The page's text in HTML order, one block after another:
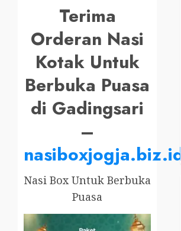
Terima
Orderan Nasi
Kotak Untuk
Berbuka Puasa
di Gadingsari
–
nasiboxjogja.biz.id
Nasi Box Untuk Berbuka
Puasa